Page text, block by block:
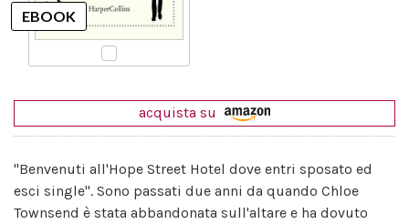
acquista su
"Benvenuti all'Hope Street Hotel dove entri sposato ed
esci single". Sono passati due anni da quando Chloe
Townsend è stata abbandonata sull'altare e ha dovuto